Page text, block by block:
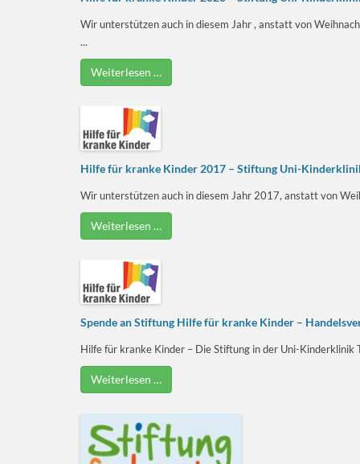
Wir unterstützen auch in diesem Jahr , anstatt von
...
Weiterlesen …
Hilfe für kranke Kinder 2017 – Stiftung Uni-
Wir unterstützen auch in diesem Jahr 2017, anstatt von
Weiterlesen …
Spende an Stiftung Hilfe für kranke Kinder –
Hilfe für kranke Kinder – Die Stiftung in der Uni-
Weiterlesen …